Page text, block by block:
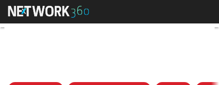
Stablecoin: cosa sono i